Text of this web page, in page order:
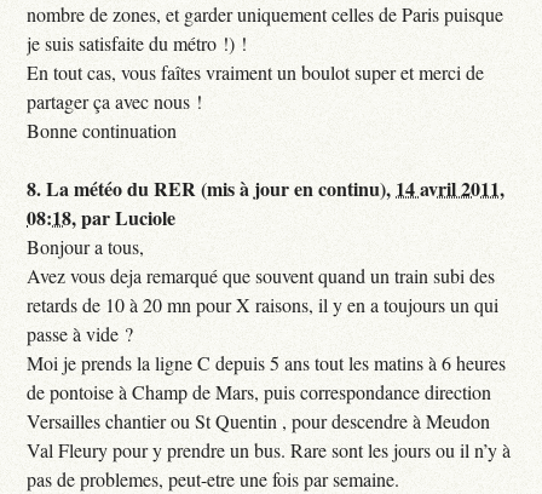
nombre de zones, et garder uniquement celles de Paris puisque
je suis satisfaite du métro !) !
En tout cas, vous faîtes vraiment un boulot super et merci de
partager ça avec nous !
Bonne continuation
8.La météo du RER (mis à jour en continu), 14 avril 2011,
08:18,parLuciole
Bonjour a tous,
Avez vous deja remarqué que souvent quand un train subi des
retards de 10 à 20 mn pour X raisons, il y en a toujours un qui
passe à vide ?
Moi je prends la ligne C depuis 5 ans tout les matins à 6 heures
de pontoise à Champ de Mars, puis correspondance direction
Versailles chantier ou St Quentin , pour descendre à Meudon
Val Fleury pour y prendre un bus. Rare sont les jours ou il n’y à
pas de problemes, peut-etre une fois par semaine.